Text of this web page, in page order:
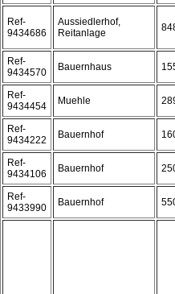
Ref-
9434686
Aussiedlerhof,
Reitanlage
Ref-
9434570
Bauernhaus
Ref-
9434454
Muehle
Ref-
9434222
Bauernhof
Ref-
9434106
Bauernhof
Ref-
9433990
Bauernhof